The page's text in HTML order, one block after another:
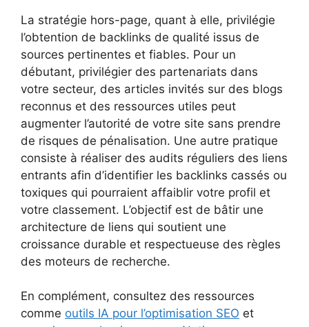
La stratégie hors-page, quant à elle, privilégie
l’obtention de backlinks de qualité issus de
sources pertinentes et fiables. Pour un
débutant, privilégier des partenariats dans
votre secteur, des articles invités sur des blogs
reconnus et des ressources utiles peut
augmenter l’autorité de votre site sans prendre
de risques de pénalisation. Une autre pratique
consiste à réaliser des audits réguliers des liens
entrants afin d’identifier les backlinks cassés ou
toxiques qui pourraient affaiblir votre profil et
votre classement. L’objectif est de bâtir une
architecture de liens qui soutient une
croissance durable et respectueuse des règles
des moteurs de recherche.
En complément, consultez des ressources
comme outils IA pour l’optimisation SEO et